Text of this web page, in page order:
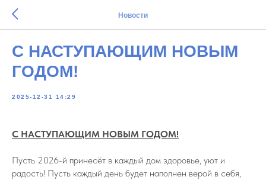
Новости
С НАСТУПАЮЩИМ НОВЫМ
ГОДОМ!
2025-12-31 14:29
С НАСТУПАЮЩИМ НОВЫМ ГОДОМ!
Пусть 2026-й принесёт в каждый дом здоровье, уют и
радость! Пусть каждый день будет наполнен верой в себя,